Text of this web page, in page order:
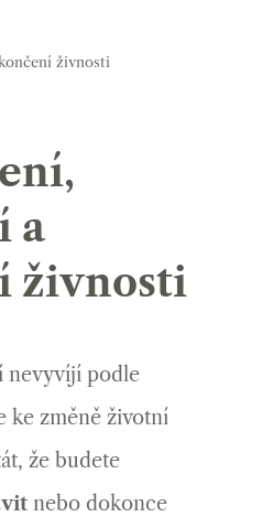
živnosti
a
živnosti
nevyvíjí podle
ke změně životní
že budete
nebo dokonce